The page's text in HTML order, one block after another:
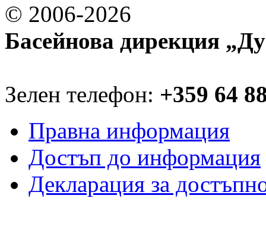
© 2006-2026
Басейнова дирекция
Зелен телефон: +359 64
Правна информация
Достъп до информация
Декларация за